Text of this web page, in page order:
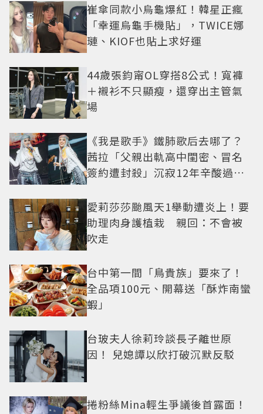
崔傘同款小烏龜爆紅！韓星正瘋
「幸運烏龜手機貼」，TWICE娜
璉、KIOF也貼上求好運
44歲張鈞甯OL穿搭8公式！寬褲
＋襯衫不只顯瘦，還穿出主管氣
場
《我是歌手》鐵肺歌后去哪了？
茜拉「父親出軌高中閨密、冒名
簽約遭封殺」沉寂12年辛酸過往
愛莉莎莎颱風天1舉動遭炎上！要
助理肉身護植栽 親回：不會被
吹走
台中第一間「鳥貴族」要來了！
全品項100元、開幕送「酥炸南蠻
蝦」
台玻夫人徐莉玲談長子離世原
因！ 兒媳譚以欣打破沉默反駁
捲粉絲Mina輕生爭議後首露面！